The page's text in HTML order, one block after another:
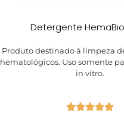
Detergente HemaBio
Produto destinado à limpeza
hematológicos. Uso somente
in vitro.